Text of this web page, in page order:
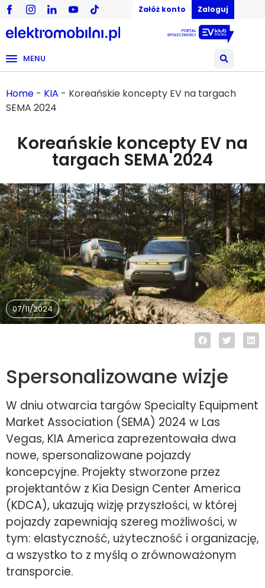
Załóż konto Zaloguj
MENU
Home - KIA - Koreańskie koncepty EV na targach
SEMA 2024
Koreańskie koncepty EV na
targach SEMA 2024
07/11/2024
Spersonalizowane wizje
W dniu otwarcia targów Specialty Equipment
Market Association (SEMA) 2024 w Las
Vegas, KIA America zaprezentowała dwa
nowe, spersonalizowane pojazdy
koncepcyjne. Projekty stworzone przez
projektantów z Kia Design Center America
(KDCA), ukazują wizję przyszłości, w której
pojazdy zapewniają szereg możliwości, w
tym: elastyczność, użyteczność i organizację,
a wszystko to z myślą o zrównoważonym
transporcie.